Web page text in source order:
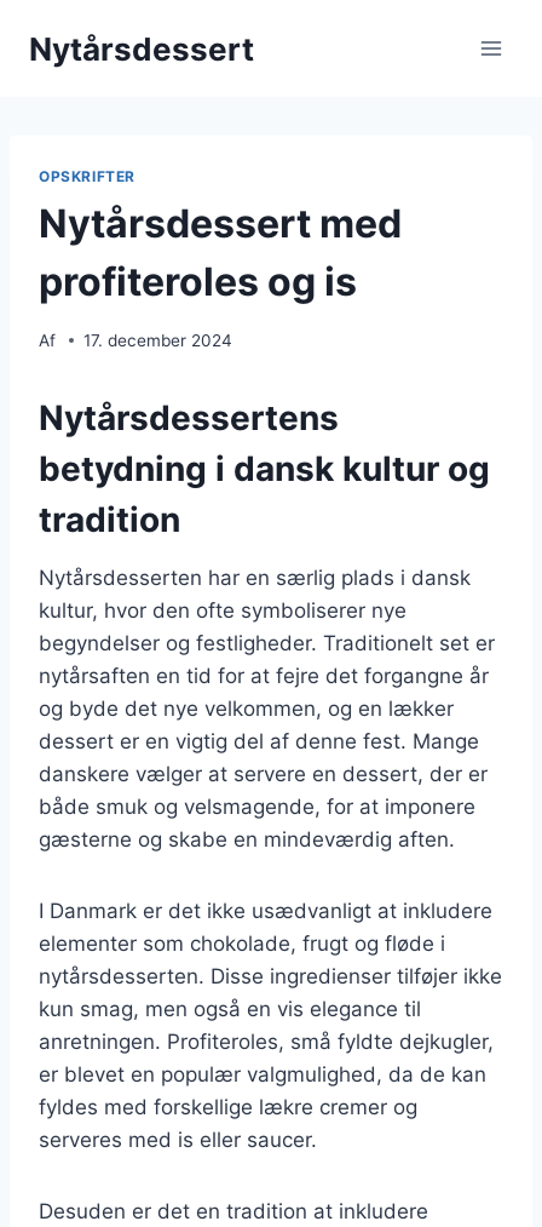
Nytårsdessert
OPSKRIFTER
Nytårsdessert med
profiteroles og is
Af 17. december 2024
Nytårsdessertens
betydning i dansk kultur og
tradition
Nytårsdesserten har en særlig plads i dansk
kultur, hvor den ofte symboliserer nye
begyndelser og festligheder. Traditionelt set er
nytårsaften en tid for at fejre det forgangne år
og byde det nye velkommen, og en lækker
dessert er en vigtig del af denne fest. Mange
danskere vælger at servere en dessert, der er
både smuk og velsmagende, for at imponere
gæsterne og skabe en mindeværdig aften.
I Danmark er det ikke usædvanligt at inkludere
elementer som chokolade, frugt og fløde i
nytårsdesserten. Disse ingredienser tilføjer ikke
kun smag, men også en vis elegance til
anretningen. Profiteroles, små fyldte dejkugler,
er blevet en populær valgmulighed, da de kan
fyldes med forskellige lækre cremer og
serveres med is eller saucer.
Desuden er det en tradition at inkludere